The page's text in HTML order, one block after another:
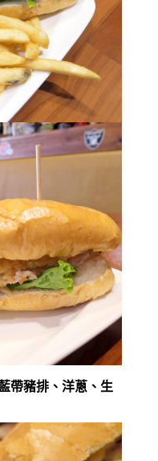
帶豬排、洋蔥、生